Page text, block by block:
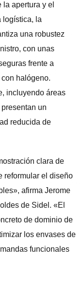
apertura y el
logística, la
una robustez
con unas
frente a
halógeno.
incluyendo áreas
un
reducida de
clara de
reformular el diseño
afirma Jerome
de Sidel. «El
de dominio de
los envases de
funcionales